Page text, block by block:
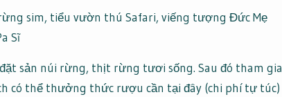
sim, tiểu vườn thú Safari, viếng tượng Đức Mẹ
Sĩ
sản núi rừng, thịt rừng tươi sống. Sau đó tham gia
có thể thưởng thức rượu cần tại đây (chi phí tự túc)